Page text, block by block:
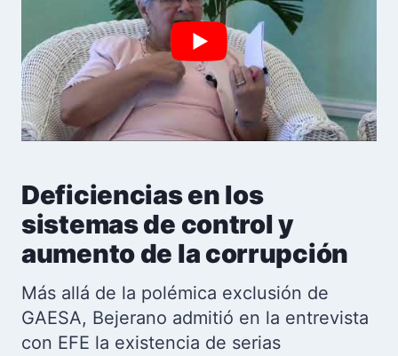
Deficiencias en los
sistemas de control y
aumento de la corrupción
Más allá de la polémica exclusión de
GAESA, Bejerano admitió en la entrevista
con EFE la existencia de serias